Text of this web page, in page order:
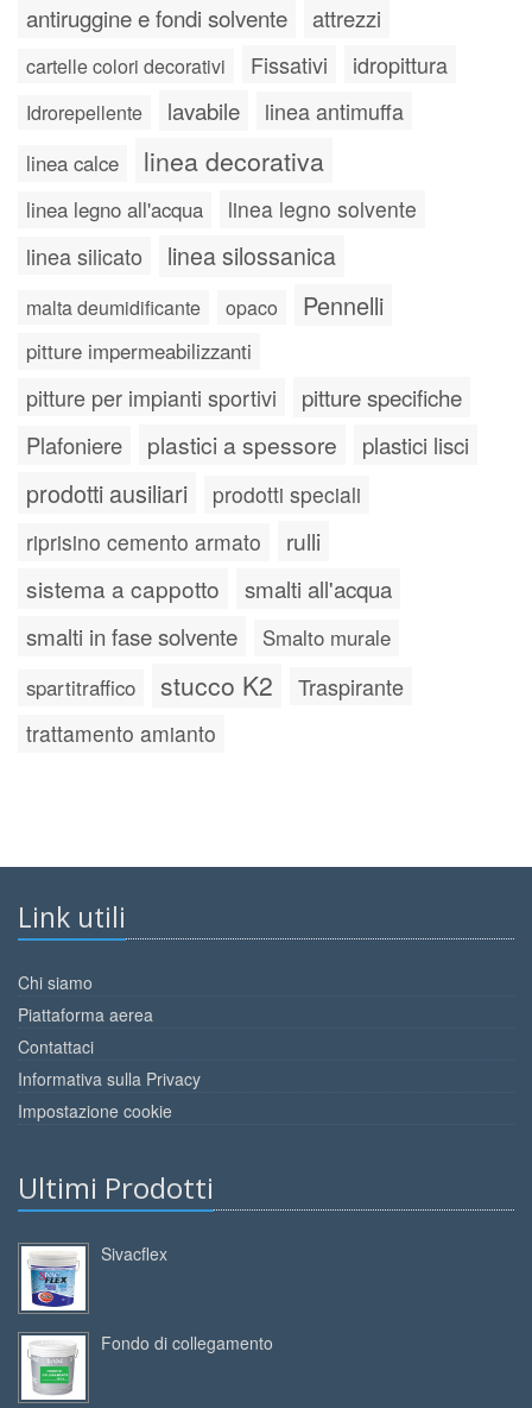
antiruggine e fondi solvente attrezzi
cartelle colori decorativi Fissativi idropittura
Idrorepellente lavabile linea antimuffa
linea calce linea decorativa
linea legno all'acqua linea legno solvente
linea silicato linea silossanica
malta deumidificante opaco Pennelli
pitture impermeabilizzanti
pitture per impianti sportivi pitture specifiche
Plafoniere plastici a spessore plastici lisci
prodotti ausiliari
prodotti speciali
riprisino cemento armato
rulli
sistema a cappotto
smalti all'acqua
smalti in fase solvente
Smalto murale
spartitraffico
stucco K2 Traspirante
trattamento amianto
Link utili
Chi siamo
Piattaforma aerea
Contattaci
Informativa sulla Privacy
Impostazione cookie
Ultimi Prodotti
Sivacflex
Fondo di collegamento